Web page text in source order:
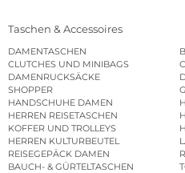
Taschen & Accessoires
DAMENTASCHEN
CLUTCHES UND MINIBAGS
DAMENRUCKSÄCKE
SHOPPER
HANDSCHUHE DAMEN
HERREN REISETASCHEN
KOFFER UND TROLLEYS
HERREN KULTURBEUTEL
REISEGEPÄCK DAMEN
BAUCH- & GÜRTELTASCHEN